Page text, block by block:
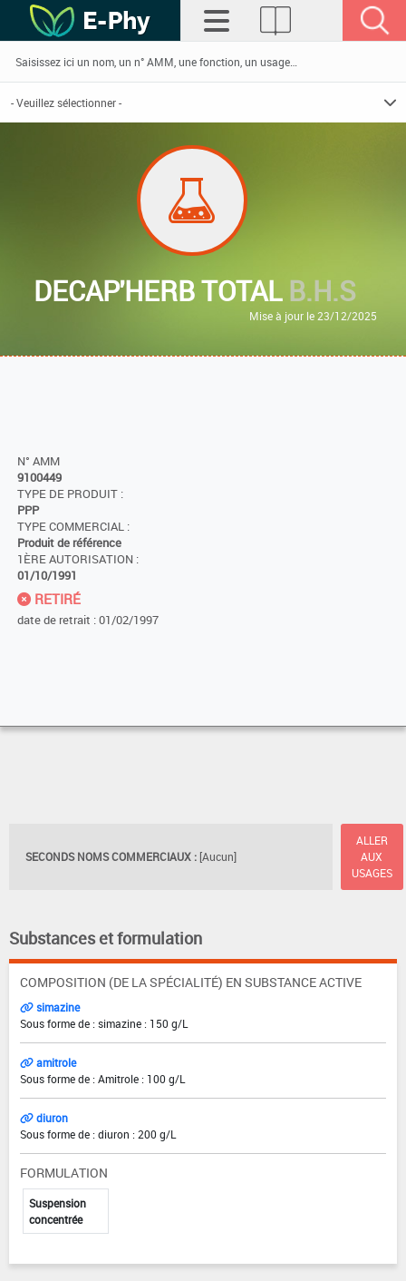
DECAP'HERB TOTALB.H.S
Mise à jour le 23/12/2025
N° AMM
9100449
TYPE DE PRODUIT :
PPP
TYPE COMMERCIAL :
Produit de référence
1ÈRE AUTORISATION :
01/10/1991
RETIRÉ
date de retrait : 01/02/1997
SECONDS NOMS COMMERCIAUX : [Aucun]
ALLER
AUX
USAGES
Substances et formulation
COMPOSITION (DE LA SPÉCIALITÉ) EN SUBSTANCE ACTIVE
simazine
Sous forme de : simazine : 150 g/L
amitrole
Sous forme de : Amitrole : 100 g/L
diuron
Sous forme de : diuron : 200 g/L
FORMULATION
Suspension
concentrée